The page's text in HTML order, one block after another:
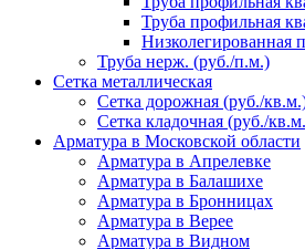
Труба профильная
Низколегированная
Труба нерж. (руб./п.м.)
Сетка металлическая
Сетка дорожная (руб./
Сетка кладочная (руб./
Арматура в Московской области
Арматура в Апрелевке
Арматура в Балашихе
Арматура в Бронницах
Арматура в Верее
Арматура в Видном